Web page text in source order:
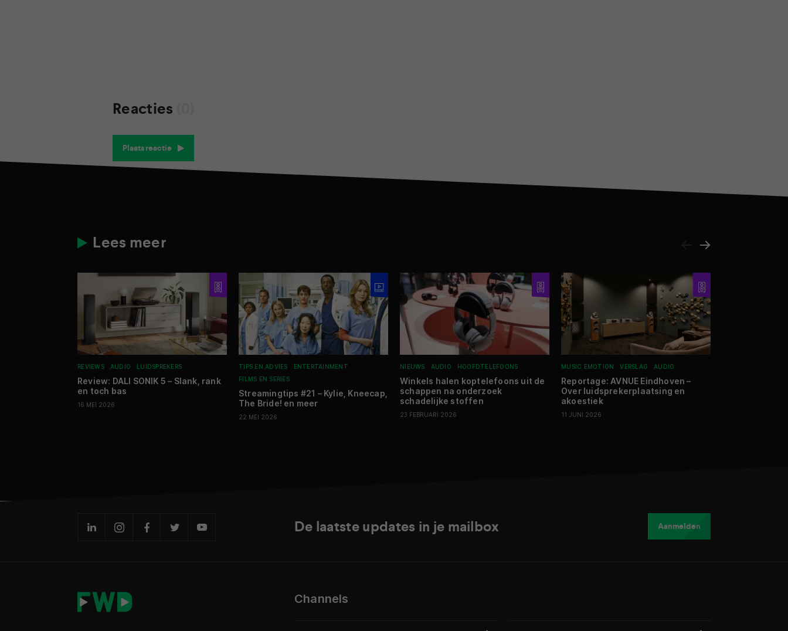
Reacties
Plaats reactie
Lees meer
REVIEWS AUDIO LUIDSPREKERS
Review: DALI SONIK 5 – Slank, rank
en toch bas
16 MEI 2026
TIPS EN ADVIES
ENTERTAINMENT
FILMS EN SERIES
Streamingtips #21 – Kylie, Kneecap,
The Bride! en meer
22 MEI 2026
NIEUWS AUDIO HOOFDTELEFOONS
Winkels halen koptelefoons uit de
schappen na onderzoek
schadelijke stoffen
23 FEBRUARI 2026
MUSIC EMOTION VERSLAG AUDIO
Reportage: AVNUE Eindhoven –
Over luidsprekerplaatsing en
akoestiek
11 JUNI 2026
De laatste updates in je mailbox Aanmelden
Channels